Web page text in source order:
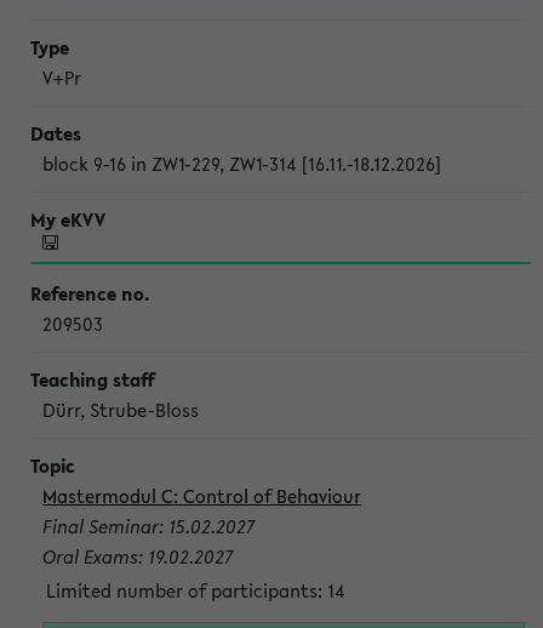
V+Pr
block 9-16 in ZW1-229, ZW1-314 [16.11.-18.12.2026]
209503
Dürr, Strube-Bloss
Mastermodul C: Control of Behaviour
Final Seminar: 15.02.2027
Oral Exams: 19.02.2027
Limited number of participants: 14